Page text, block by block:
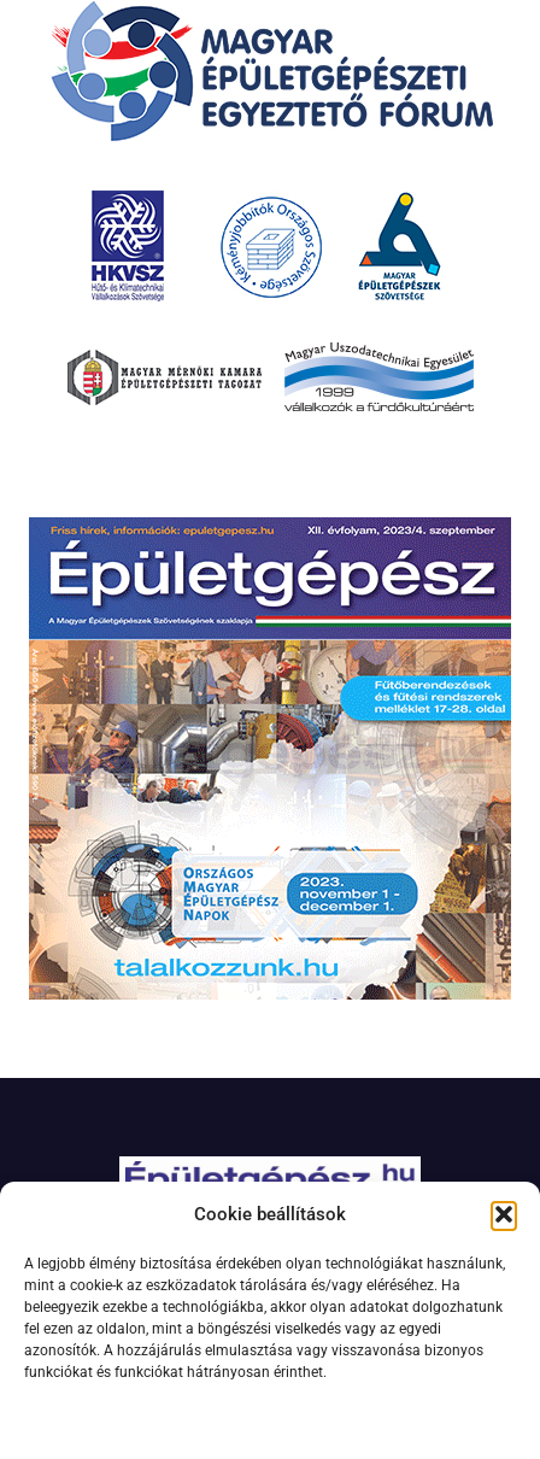
Cookie beállítások
A legjobb élmény biztosítása érdekében olyan technológiákat használunk,
mint a cookie-k az eszközadatok tárolására és/vagy eléréséhez. Ha
beleegyezik ezekbe a technológiákba, akkor olyan adatokat dolgozhatunk
fel ezen az oldalon, mint a böngészési viselkedés vagy az egyedi
azonosítók. A hozzájárulás elmulasztása vagy visszavonása bizonyos
funkciókat és funkciókat hátrányosan érinthet.
Adatkezelési szabályzat
Jogi nyilatkozat
Kapcsolat
Impresszum